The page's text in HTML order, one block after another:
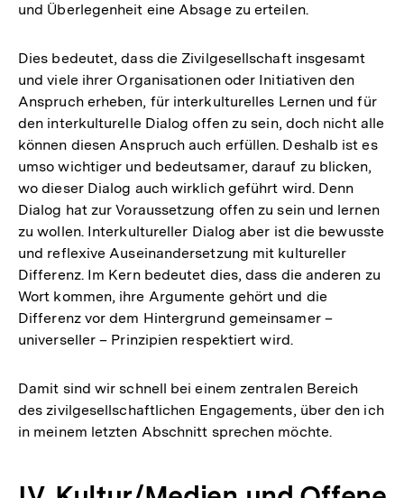
und Überlegenheit eine Absage zu erteilen.
Dies bedeutet, dass die Zivilgesellschaft insgesamt
und viele ihrer Organisationen oder Initiativen den
Anspruch erheben, für interkulturelles Lernen und für
den interkulturelle Dialog offen zu sein, doch nicht alle
können diesen Anspruch auch erfüllen. Deshalb ist es
umso wichtiger und bedeutsamer, darauf zu blicken,
wo dieser Dialog auch wirklich geführt wird. Denn
Dialog hat zur Voraussetzung offen zu sein und lernen
zu wollen. Interkultureller Dialog aber ist die bewusste
und reflexive Auseinandersetzung mit kultureller
Differenz. Im Kern bedeutet dies, dass die anderen zu
Wort kommen, ihre Argumente gehört und die
Differenz vor dem Hintergrund gemeinsamer –
universeller – Prinzipien respektiert wird.
Damit sind wir schnell bei einem zentralen Bereich
des zivilgesellschaftlichen Engagements, über den ich
in meinem letzten Abschnitt sprechen möchte.